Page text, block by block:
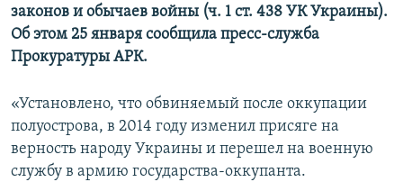
законов и обычаев войны (ч. 1 ст. 438 УК Украины).
Об этом 25 января сообщила пресс-служба
Прокуратуры АРК.
«Установлено, что обвиняемый после оккупации
полуострова, в 2014 году изменил присяге на
верность народу Украины и перешел на военную
службу в армию государства-оккупанта.